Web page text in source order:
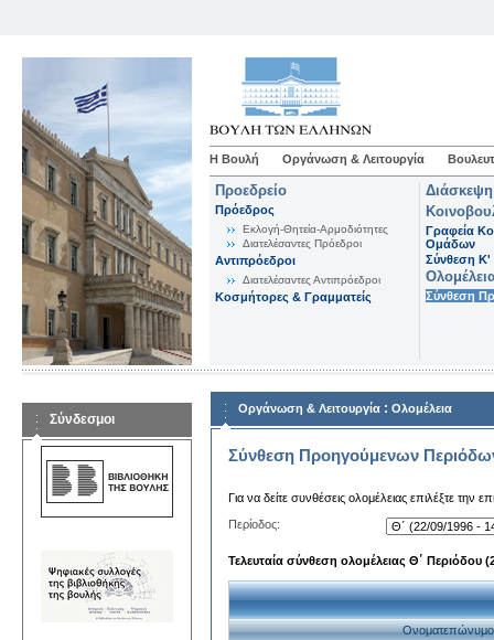
Η Βουλή Οργάνωση & Λειτουργία
Προεδρείο
Πρόεδρος
Εκλογή-Θητεία-Αρμοδιότητες
Διατελέσαντες Πρόεδροι
Αντιπρόεδροι
Διατελέσαντες Αντιπρόεδροι
Κοσμήτορες & Γραμματείς
Γραφεία
Ομάδων
Σύνθεση K'
Σύνθεση
Σύνδεσμοι
Οργάνωση & Λειτουργία : Ολομέλεια
Σύνθεση Προηγούμενων
Για να δείτε συνθέσεις ολομέλειας επιλέξτε την
Περίοδος:
Τελευταία σύνθεση ολομέλειας Θ΄ Περιόδου
Ονοματεπώνυμο